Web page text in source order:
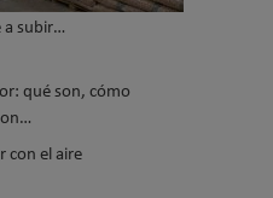
a subir…
qué son, cómo
con el aire